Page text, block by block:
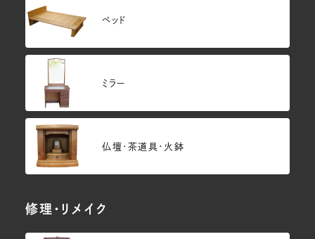
ベッド
ミラー
仏壇･茶道具・火鉢
修理・リメイク